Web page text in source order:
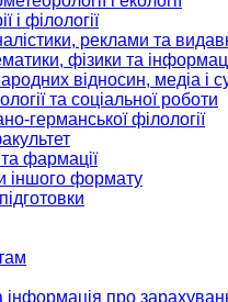
і філології
реклами та
фізики та
відносин, медіа і
та соціальної роботи
германської філології
та фармації
іншого формату
інформація про